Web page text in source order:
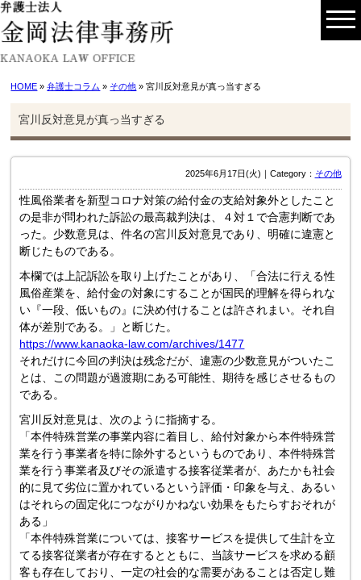
HOME »弁護士コラム » その他 » 宮川反対意見が真っ当すぎる
宮川反対意見が真っ当すぎる
2025年6月17日(火)｜Category： その他
性風俗業者を新型コロナ対策の給付金の支給対象外としたこと
の是非が問われた訴訟の最高裁判決は、４対１で合憲判断であ
った。少数意見は、件名の宮川反対意見であり、明確に違憲と
断じたものである。
本欄では上記訴訟を取り上げたことがあり、「合法に行える性
風俗産業を、給付金の対象にすることが国民的理解を得られな
い『一段、低いもの』に決め付けることは許されまい。それ自
体が差別である。」と断じた。
https://www.kanaoka-law.com/archives/1477
それだけに今回の判決は残念だが、違憲の少数意見がついたこ
とは、この問題が過渡期にある可能性、期待を感じさせるもの
である。
宮川反対意見は、次のように指摘する。
「本件特殊営業の事業内容に着目し、給付対象から本件特殊営
業を行う事業者を特に除外するというものであり、本件特殊営
業を行う事業者及びその派遣する接客従業者が、あたかも社会
的に見て劣位に置かれているという評価・印象を与え、あるい
はそれらの固定化につながりかねない効果をもたらすおそれが
ある」
「本件特殊営業については、接客サービスを提供して生計を立
てる接客従業者が存在するとともに、当該サービスを求める顧
客も存在しており、一定の社会的な需要があることは否定し難